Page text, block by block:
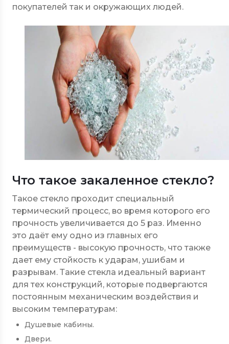
покупателей так и окружающих людей.
Что такое закаленное стекло?
Такое стекло проходит специальный
термический процесс, во время которого его
прочность увеличивается до 5 раз. Именно
это даёт ему одно из главных его
преимуществ - высокую прочность, что также
дает ему стойкость к ударам, ушибам и
разрывам. Такие стекла идеальный вариант
для тех конструкций, которые подвергаются
постоянным механическим воздействия и
высоким температурам:
Душевые кабины.
Двери.